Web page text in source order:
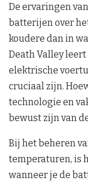
De ervaringen
batterijen over
koudere dan in
Death Valley
elektrische
cruciaal zijn.
technologie en
bewust zijn van
Bij het beheren
temperaturen, is
wanneer je de